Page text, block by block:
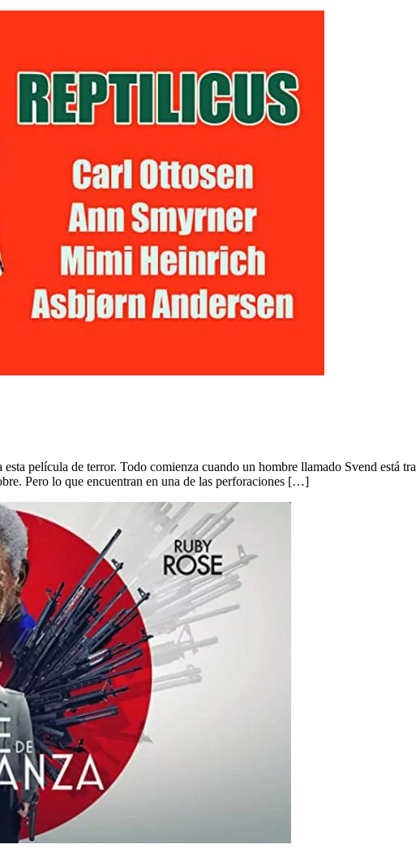
película de terror. Todo comienza cuando un hombre llamado Svend está
Pero lo que encuentran en una de las perforaciones […]